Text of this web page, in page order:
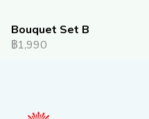
Bouquet Set B
฿1,990